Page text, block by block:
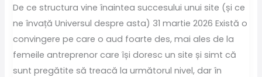
De ce structura vine înaintea succesului unui site (și ce
ne învață Universul despre asta) 31 martie 2026 Există o
convingere pe care o aud foarte des, mai ales de la
femeile antreprenor care își doresc un site și simt că
sunt pregătite să treacă la următorul nivel, dar în